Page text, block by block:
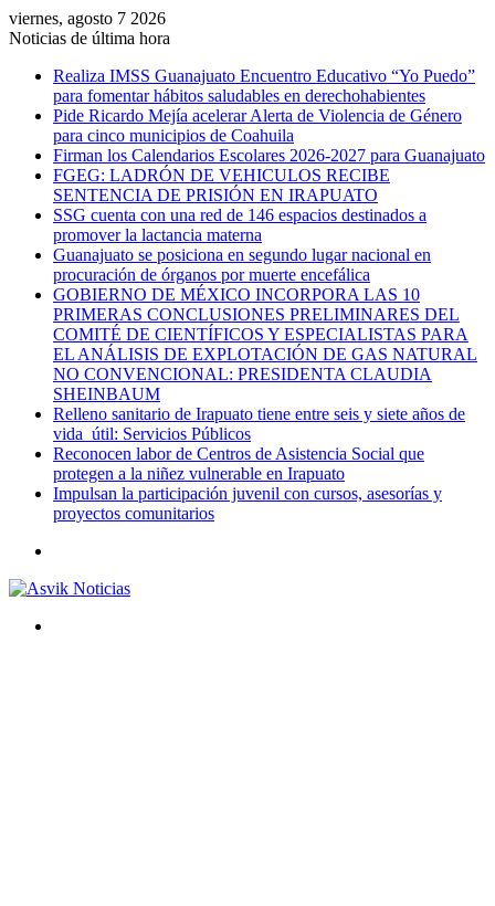
viernes, agosto 7 2026
Noticias de última hora
Realiza IMSS Guanajuato Encuentro Educativo “Yo Puedo”
para fomentar hábitos saludables en derechohabientes
Pide Ricardo Mejía acelerar Alerta de Violencia de Género
para cinco municipios de Coahuila
Firman los Calendarios Escolares 2026-2027 para Guanajuato
FGEG: LADRÓN DE VEHICULOS RECIBE
SENTENCIA DE PRISIÓN EN IRAPUATO
SSG cuenta con una red de 146 espacios destinados a
promover la lactancia materna
Guanajuato se posiciona en segundo lugar nacional en
procuración de órganos por muerte encefálica
GOBIERNO DE MÉXICO INCORPORA LAS 10
PRIMERAS CONCLUSIONES PRELIMINARES DEL
COMITÉ DE CIENTÍFICOS Y ESPECIALISTAS PARA
EL ANÁLISIS DE EXPLOTACIÓN DE GAS NATURAL
NO CONVENCIONAL: PRESIDENTA CLAUDIA
SHEINBAUM
Relleno sanitario de Irapuato tiene entre seis y siete años de
vida útil: Servicios Públicos
Reconocen labor de Centros de Asistencia Social que
protegen a la niñez vulnerable en Irapuato
Impulsan la participación juvenil con cursos, asesorías y
proyectos comunitarios